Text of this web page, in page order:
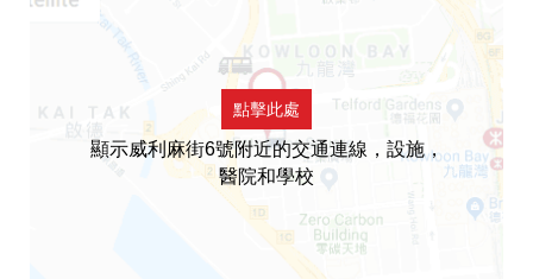
點擊此處
顯示威利麻街6號附近的交通連線，設施，
醫院和學校